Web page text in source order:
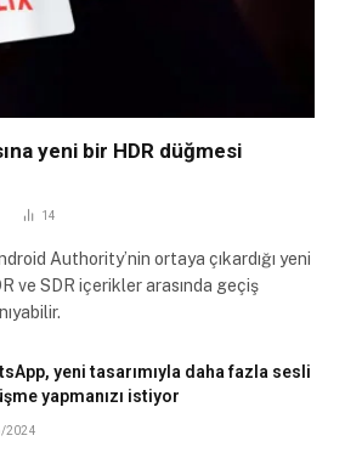
yeni bir HDR düğmesi
14
Authority’nin ortaya çıkardığı yeni
ve SDR içerikler arasında geçiş
yeni tasarımıyla daha fazla sesli
yapmanızı istiyor
2024